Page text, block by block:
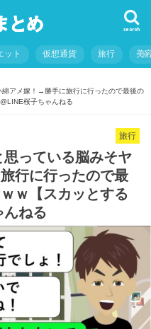
search
ット 仮想通貨 旅行 美
綿アメ嫁！→勝手に旅行に行ったので最後の
桜子ちゃんねる
旅行
思っている脳みそヤ
行に行ったので最
ｗ【スカッとする
ねる